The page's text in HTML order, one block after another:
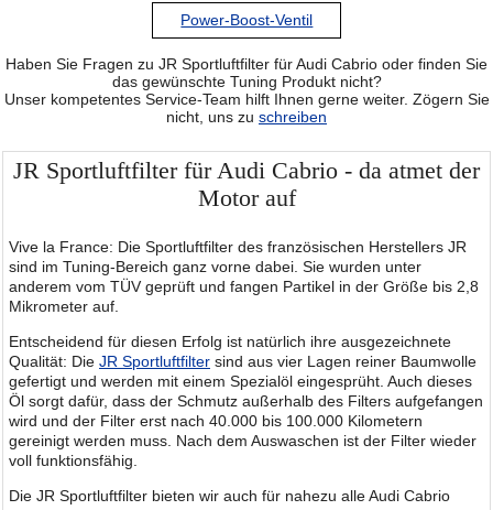
Power-Boost-Ventil
Haben Sie Fragen zu JR Sportluftfilter für Audi Cabrio oder finden Sie
das gewünschte Tuning Produkt nicht?
Unser kompetentes Service-Team hilft Ihnen gerne weiter. Zögern Sie
nicht, uns zu schreiben
JR Sportluftfilter für Audi Cabrio - da atmet der
Motor auf
Vive la France: Die Sportluftfilter des französischen Herstellers JR
sind im Tuning-Bereich ganz vorne dabei. Sie wurden unter
anderem vom TÜV geprüft und fangen Partikel in der Größe bis 2,8
Mikrometer auf.
Entscheidend für diesen Erfolg ist natürlich ihre ausgezeichnete
Qualität: Die JR Sportluftfilter sind aus vier Lagen reiner Baumwolle
gefertigt und werden mit einem Spezialöl eingesprüht. Auch dieses
Öl sorgt dafür, dass der Schmutz außerhalb des Filters aufgefangen
wird und der Filter erst nach 40.000 bis 100.000 Kilometern
gereinigt werden muss. Nach dem Auswaschen ist der Filter wieder
voll funktionsfähig.
Die JR Sportluftfilter bieten wir auch für nahezu alle Audi Cabrio